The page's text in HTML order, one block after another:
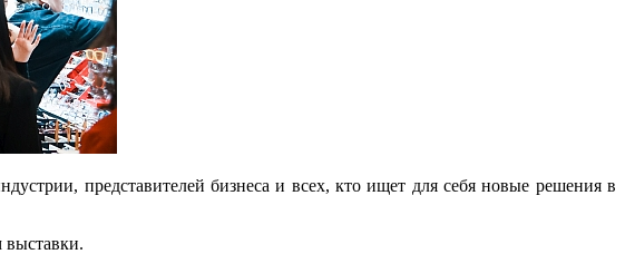
представителей бизнеса и всех, кто ищет для себя новые решения в
выставки.